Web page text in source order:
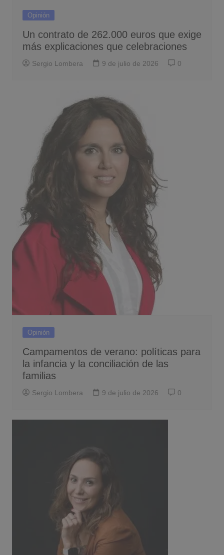
Opinión
Un contrato de 262.000 euros que exige
más explicaciones que celebraciones
Sergio Lombera 9 de julio de 2026 0
Opinión
Campamentos de verano: políticas para
la infancia y la conciliación de las
familias
Sergio Lombera 9 de julio de 2026 0